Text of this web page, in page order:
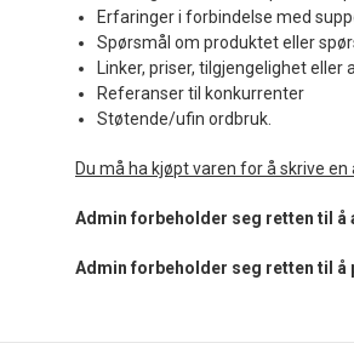
Erfaringer i forbindelse med
Spørsmål om produktet eller
Linker, priser, tilgjengelighet eller
Referanser til konkurrenter
Støtende/ufin ordbruk.
Du må ha kjøpt varen for å skrive en
Admin forbeholder seg retten til
Admin forbeholder seg retten til